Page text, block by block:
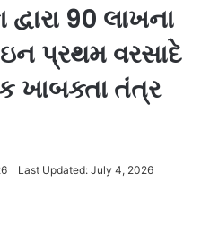
90 લાખના
પ્રથમ વરસાદે
ખાબક્તા તંત્ર
Last Updated: July 4, 2026